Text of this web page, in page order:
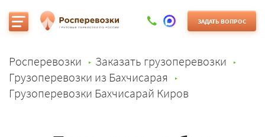
ЗАДАТЬ ВОПРОС
Росперевозки
Заказать грузоперевозки
Грузоперевозки из Бахчисарая
Грузоперевозки Бахчисарай Киров